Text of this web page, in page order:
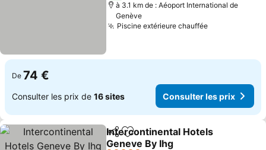
à 3.1 km de : Aéoport International de
Genève
Piscine extérieure chauffée
De 74 €
Consulter les prix de 16 sites Consulter les prix
PartagerAjouter à mes favoris
Intercontinental Hotels
Geneve By Ihg